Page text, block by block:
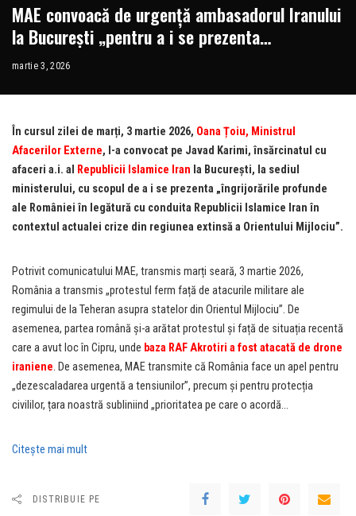
MAE convoacă de urgență ambasadorul Iranului
la București „pentru a i se prezenta
îngrijorările profunde ale României în legătură
martie 3, 2026
În cursul zilei de marți, 3 martie 2026, Oana Țoiu, Ministrul
Afacerilor Externe, l-a convocat pe Javad Karimi, însărcinatul cu
afaceri a.i. al
Republicii Islamice Iran la București, la sediul
ministerului, cu scopul de a i se prezenta „îngrijorările profunde
ale României în legătură cu conduita Republicii Islamice Iran în
contextul actualei crize din regiunea extinsă a Orientului Mijlociu”.
Potrivit comunicatului MAE, transmis marți seară, 3 martie 2026,
România a transmis „protestul ferm față de atacurile militare ale
regimului de la Teheran asupra statelor din Orientul Mijlociu”. De
asemenea, partea română și-a arătat protestul și față de situația recentă
care a avut loc în Cipru, unde baza RAF Akrotiri a fost atacată de drone
iraniene. De asemenea, MAE transmite că România face un apel pentru
„dezescaladarea urgentă a tensiunilor”, precum și pentru protecția
civililor, țara noastră subliniind „prioritatea pe care o acordă…
Citeşte mai mult
DISTRIBUIE PE